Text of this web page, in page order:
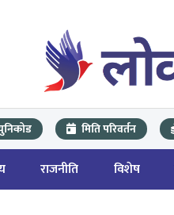
मिति परिवर्तन
राजनीति विशेष